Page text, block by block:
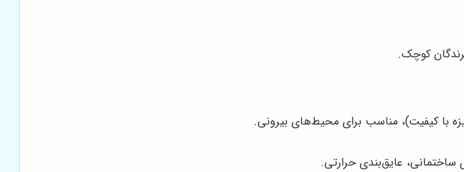
کوچک.
با کیفیت)، مناسب برای محیط‌های بیرونی.
عایق‌بندی حرارتی.